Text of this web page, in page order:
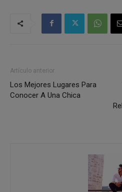
Artículo anterior
Los Mejores Lugares Para
Conocer A Una Chica